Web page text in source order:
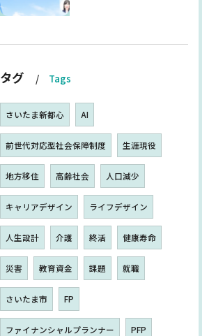
タグ Tags
さいたま新都心 AI
前世代対応型社会保障制度 生涯現役
地方移住 高齢社会 人口減少
キャリアデザイン ライフデザイン
人生設計 介護 終活 健康寿命
災害 教育資金 課題 就職
さいたま市 FP
ファイナンシャルプランナー PFP